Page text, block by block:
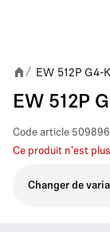
/ EW 512P G4-
EW 512P
Code article 509896
Ce produit n'est
Changer de